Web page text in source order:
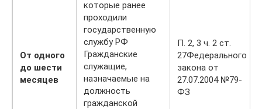
От одного
до шести
месяцев
которые ранее
проходили
государственную
службу РФ
Гражданские
служащие,
назначаемые на
должность
гражданской
П. 2, 3 ч. 2 ст.
27Федерального
закона от
27.07.2004 №79-
ФЗ